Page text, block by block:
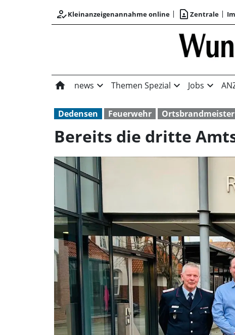
how_to_regKleinanzeigenannahme online contact_page Zentrale
home news expand_more Themen Spezial expand_more Jobs expand_more
Dedensen Feuerwehr Ortsbrandmeister
Bereits die dritte